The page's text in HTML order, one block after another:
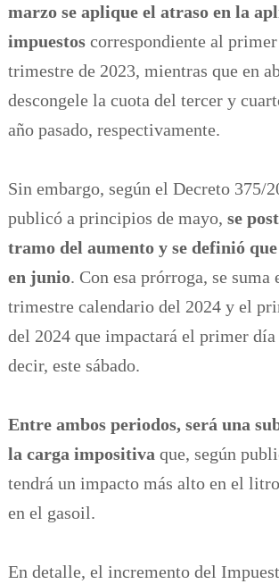
marzo se aplique el atraso en la
impuestos correspondiente al
trimestre de 2023, mientras que en
descongele la cuota del tercer y
año pasado, respectivamente.
Sin embargo, según el Decreto 375/
publicó a principios de mayo, se
tramo del aumento y se definió
en junio. Con esa prórroga, se suma
trimestre calendario del 2024 y el
del 2024 que impactará el primer día
decir, este sábado.
Entre ambos periodos, será una
la carga impositiva que, según
tendrá un impacto más alto en el
en el gasoil.
En detalle, el incremento del